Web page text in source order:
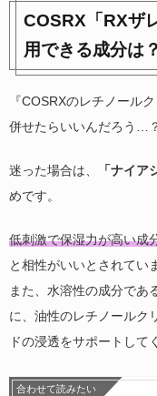
COSRX「RXザ
用できる成分は？
『COSRXのレチノール
併せたらいいんだろう…？
迷った場合は、 「ナイア
めです。
低刺激で保湿力が高い成
と相性がいいとされてい
また、水溶性の成分であ
に、油性のレチノールク
ドの浸透をサポートして
合わせて読みたい